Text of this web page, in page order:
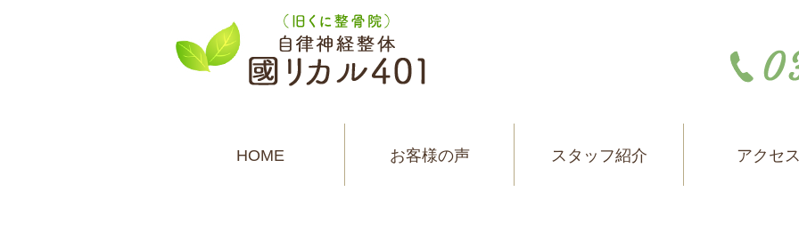
HOME お客様の声 スタッフ紹介 アクセ